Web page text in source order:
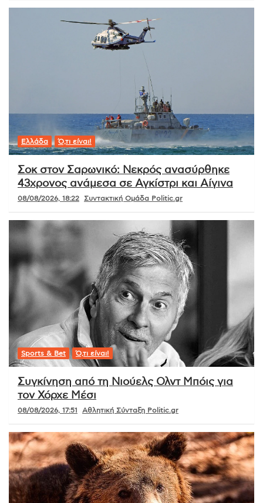
Ελλάδα Ό,τι είναι!
Σοκ στον Σαρωνικό: Νεκρός ανασύρθηκε
43χρονος ανάμεσα σε Αγκίστρι και Αίγινα
08/08/2026, 18:22 Συντακτική Ομάδα Politic.gr
Sports & Bet Ό,τι είναι!
Συγκίνηση από τη Νιούελς Ολντ Μπόις για
τον Χόρχε Μέσι
08/08/2026, 17:51 Αθλητική Σύνταξη Politic.gr